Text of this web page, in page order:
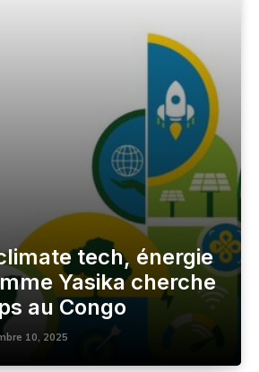
tech, énergie
Yasika cherche
au Congo
10, 2025